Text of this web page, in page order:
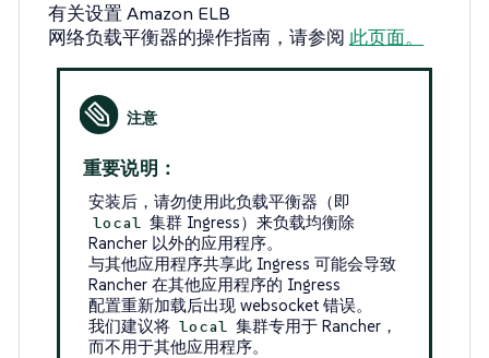
有关设置 Amazon ELB
网络负载平衡器的操作指南，请参阅 此页面。
重要说明：
安装后，请勿使用此负载平衡器（即
local 集群 Ingress）来负载均衡除
Rancher 以外的应用程序。
与其他应用程序共享此 Ingress 可能会导致
Rancher 在其他应用程序的 Ingress
配置重新加载后出现 websocket 错误。
我们建议将 local 集群专用于 Rancher，
而不用于其他应用程序。